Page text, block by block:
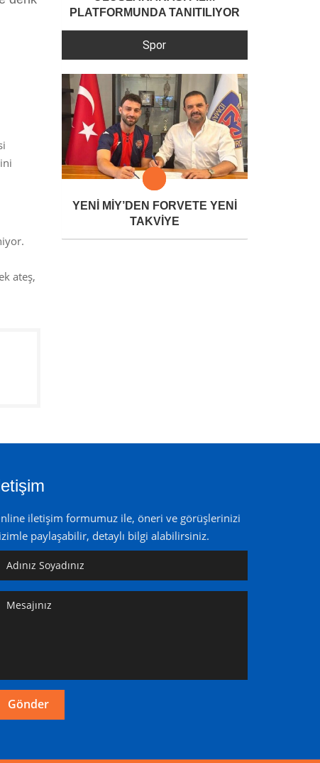
ateş,
PLATFORMUNDA TANITILIYOR
Spor
YENİ MİY’DEN FORVETE YENİ
TAKVİYE
iletişim formumuz ile, öneri ve görüşlerinizi
paylaşabilir, detaylı bilgi alabilirsiniz.